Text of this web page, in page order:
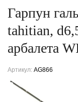
Гарпун
tahitian,
арбалета
Артикул: AG866